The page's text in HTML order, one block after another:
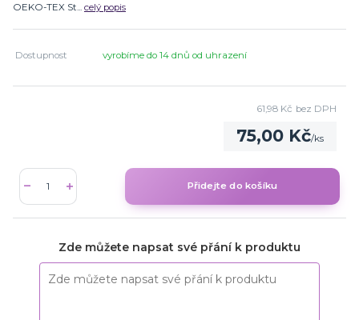
OEKO-TEX St... celý popis
Dostupnost vyrobíme do 14 dnů od uhrazení
75,00 Kč/ks
61,98 Kč bez DPH
Přidejte do košíku
Zde můžete napsat své přání k produktu